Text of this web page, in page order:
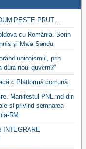
PESTE PRUT…
cu România. Sorin
și Maia Sandu
unionismul, prin
noul guvern?”
o Platformă comună
Manifestul PNL.md din
si privind semnarea
RM
INTEGRARE